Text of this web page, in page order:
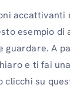
accattivanti
esempio di
guardare. A
e ti fai
clicchi su